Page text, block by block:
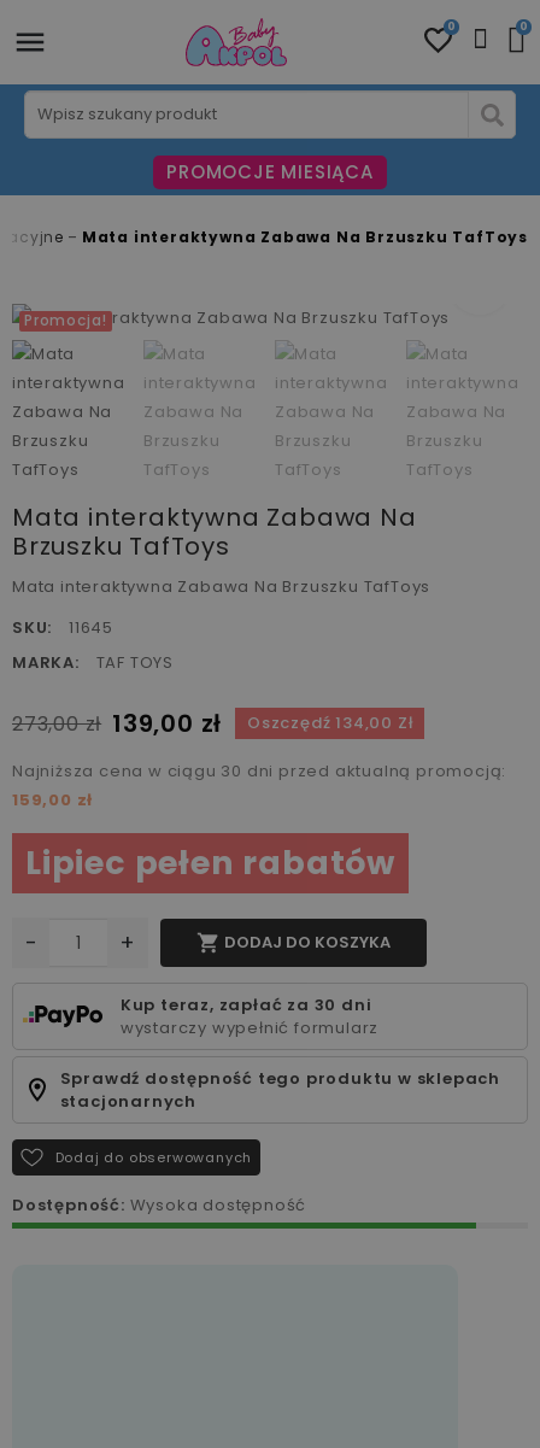
0 0
PROMOCJE MIESIĄCA
Mata interaktywna Zabawa Na Brzuszku TafToys
Promocja!
Mata interaktywna Zabawa Na
Brzuszku TafToys
Mata interaktywna Zabawa Na Brzuszku TafToys
SKU:
11645
MARKA:
TAF TOYS
273,00 zł 139,00 zł Oszczędź 134,00 Zł
Najniższa cena w ciągu 30 dni przed aktualną promocją:
159,00 zł
Lipiec pełen rabatów
- +  DODAJ DO KOSZYKA
Kup teraz, zapłać za 30 dni
wystarczy wypełnić formularz
Sprawdź dostępność tego produktu w sklepach
stacjonarnych
Dodaj do obserwowanych
Dostępność: Wysoka dostępność